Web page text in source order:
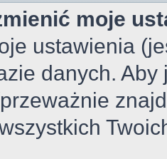
moje
ustawienia
danych.